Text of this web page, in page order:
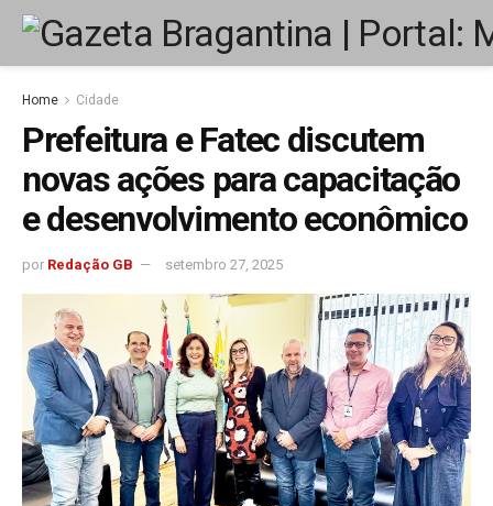
Home Cidade
Prefeitura e Fatec discutem
novas ações para capacitação
e desenvolvimento econômico
por Redação GB setembro 27, 2025